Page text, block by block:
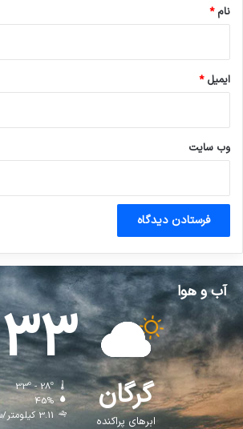
نام*
ایمیل*
وب‌ سایت
آب و هوا
گرگان
ابرهای پراکنده
33
33º - 28º
45%
3.11 کیلومتر/ساعت